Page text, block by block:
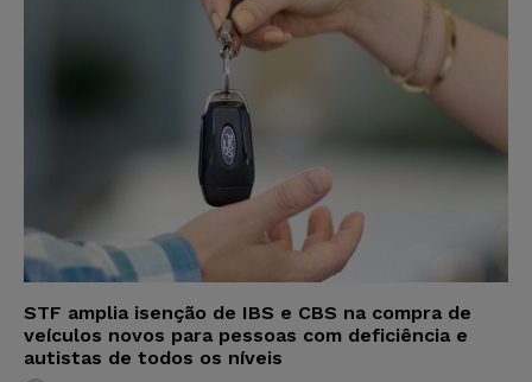
STF amplia isenção de IBS e CBS na compra de
veículos novos para pessoas com deficiência e
autistas de todos os níveis